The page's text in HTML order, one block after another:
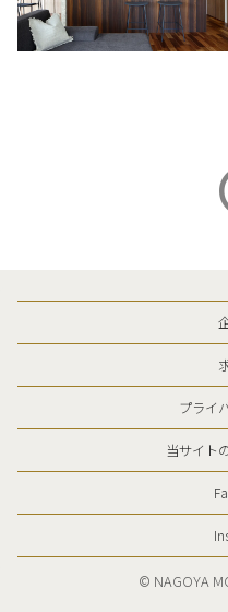
プライ
当サイト
©︎ NAGOYA